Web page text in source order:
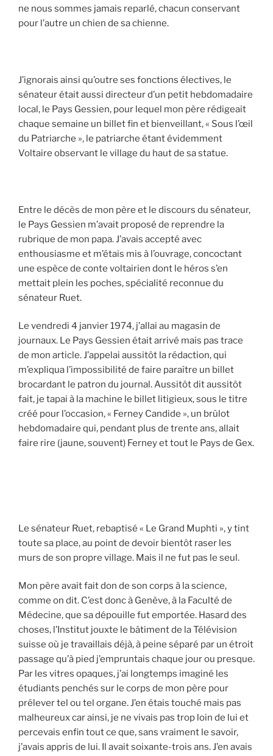
ne nous sommes jamais reparlé, chacun conservant
pour l’autre un chien de sa chienne.
J’ignorais ainsi qu’outre ses fonctions électives, le
sénateur était aussi directeur d’un petit hebdomadaire
local, le Pays Gessien, pour lequel mon père rédigeait
chaque semaine un billet fin et bienveillant, « Sous l’œil
du Patriarche », le patriarche étant évidemment
Voltaire observant le village du haut de sa statue.
Entre le décès de mon père et le discours du sénateur,
le Pays Gessien m’avait proposé de reprendre la
rubrique de mon papa. J’avais accepté avec
enthousiasme et m’étais mis à l’ouvrage, concoctant
une espèce de conte voltairien dont le héros s’en
mettait plein les poches, spécialité reconnue du
sénateur Ruet.
Le vendredi 4 janvier 1974, j’allai au magasin de
journaux. Le Pays Gessien était arrivé mais pas trace
de mon article. J’appelai aussitôt la rédaction, qui
m’expliqua l’impossibilité de faire paraître un billet
brocardant le patron du journal. Aussitôt dit aussitôt
fait, je tapai à la machine le billet litigieux, sous le titre
créé pour l’occasion, « Ferney Candide », un brûlot
hebdomadaire qui, pendant plus de trente ans, allait
faire rire (jaune, souvent) Ferney et tout le Pays de Gex.
Le sénateur Ruet, rebaptisé « Le Grand Muphti », y tint
toute sa place, au point de devoir bientôt raser les
murs de son propre village. Mais il ne fut pas le seul.
Mon père avait fait don de son corps à la science,
comme on dit. C’est donc à Genève, à la Faculté de
Médecine, que sa dépouille fut emportée. Hasard des
choses, l’Institut jouxte le bâtiment de la Télévision
suisse où je travaillais déjà, à peine séparé par un étroit
passage qu’à pied j’empruntais chaque jour ou presque.
Par les vitres opaques, j’ai longtemps imaginé les
étudiants penchés sur le corps de mon père pour
prélever tel ou tel organe. J’en étais touché mais pas
malheureux car ainsi, je ne vivais pas trop loin de lui et
percevais enfin tout ce que, sans vraiment le savoir,
j’avais appris de lui. Il avait soixante-trois ans. J’en avais